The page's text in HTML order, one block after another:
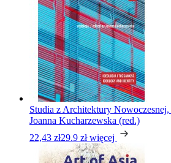
Studia z Architektury
Joanna Kucharzewska (red.)
22,43 zł29.9 zł więcej